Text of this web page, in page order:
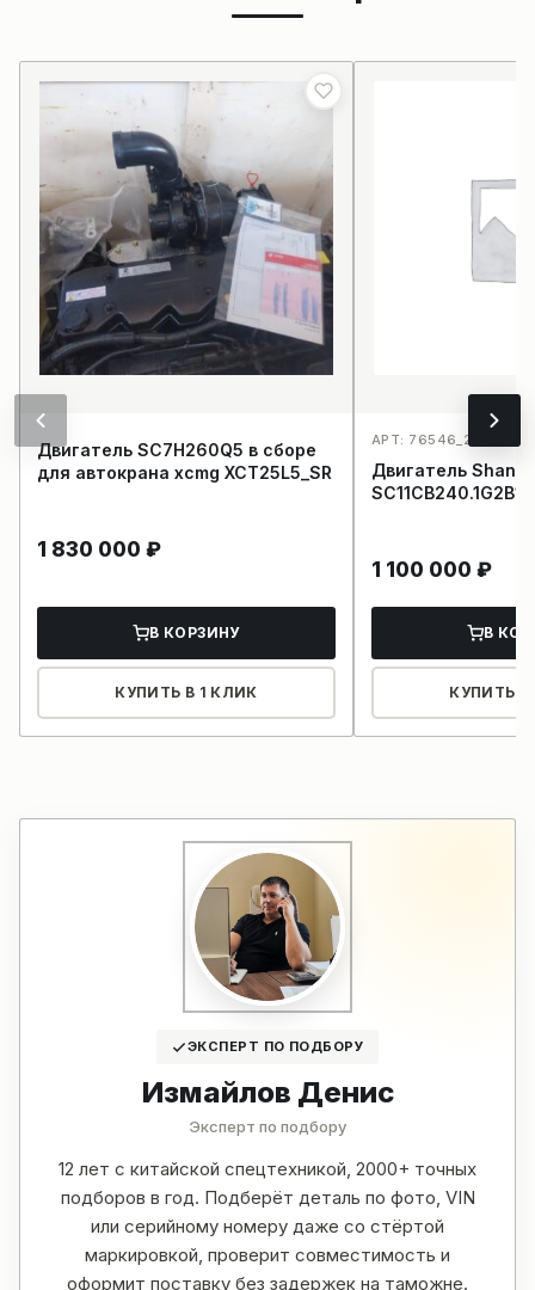
Двигатель SC7H260Q5 в сборе
для автокрана xcmg XCT25L5_SR
1 830 000 ₽
В КОРЗИНУ
КУПИТЬ В 1 КЛИК
АРТ: 76546_2231
Двигатель
SC11CB240.1G2B1
1 100 000 ₽
В
КУПИТЬ В
ЭКСПЕРТ ПО ПОДБОРУ
Измайлов Денис
Эксперт по подбору
12 лет с китайской спецтехникой, 2000+ точных
подборов в год. Подберёт деталь по фото, VIN
или серийному номеру даже со стёртой
маркировкой, проверит совместимость и
оформит поставку без задержек на таможне.